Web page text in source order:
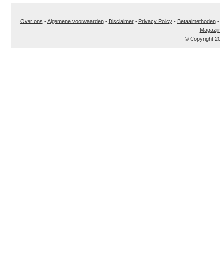
Over ons -Algemene voorwaarden- Disclaimer- Privacy Policy- Betaalmethoden-
© Copyright